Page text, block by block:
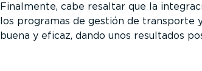
Finalmente, cabe resaltar que la
los programas de gestión de transporte
buena y eficaz, dando unos resultados